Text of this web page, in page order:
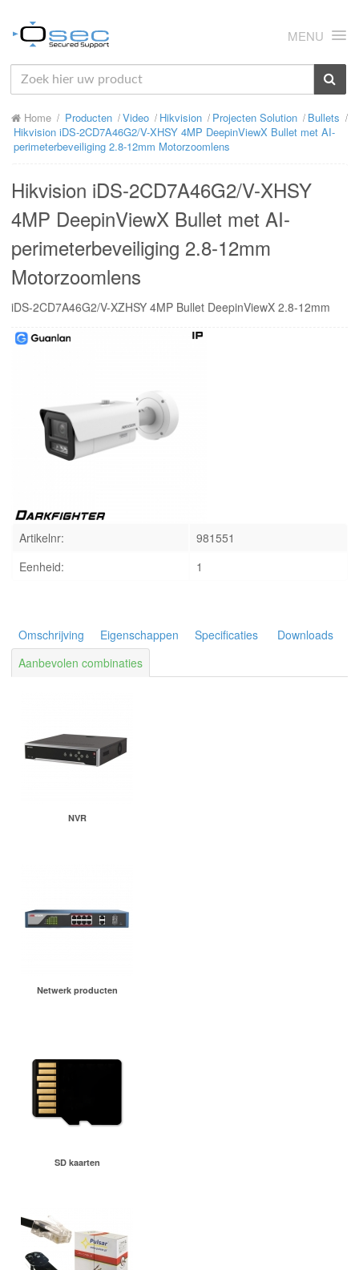
MENU
HOME
OVER ONS
PRODUCTEN
SUPPORT
RMA
Home Producten Video Hikvision Projecten Solution
Bullets
Hikvision iDS-2CD7A46G2/V-XHSY 4MP DeepinViewX Bullet met AI-
perimeterbeveiliging 2.8-12mm Motorzoomlens
Hikvision iDS-2CD7A46G2/V-XHSY
4MP DeepinViewX Bullet met AI-
perimeterbeveiliging 2.8-12mm
Motorzoomlens
iDS-2CD7A46G2/V-XZHSY 4MP Bullet DeepinViewX 2.8-12mm
Artikelnr:
981551
Eenheid:
1
Omschrijving Eigenschappen Specificaties
Downloads
Aanbevolen combinaties
NVR
Netwerk producten
SD kaarten